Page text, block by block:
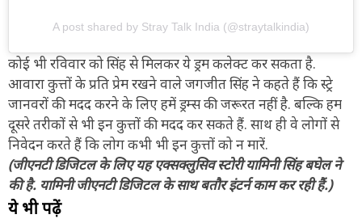
A post shared by Stray Talk India (@straytalkindia)
कोई भी रविवार को सिंह से मिलकर ये ड्रम कलेक्ट कर सकता है.
आवारा कुत्तों के प्रति प्रेम रखने वाले जगजीत सिंह ने कहते हैं कि स्ट्रे
जानवरों की मदद करने के लिए हमें ड्रम्स की जरूरत नहीं है. बल्कि हम
दूसरे तरीकों से भी इन कुत्तों की मदद कर सकते हैं. साथ ही वे लोगों से
निवेदन करते हैं कि लोग कभी भी इन कुत्तों को न मारें.
(जीएनटी डिजिटल के लिए यह एक्सक्लुसिव स्टोरी यामिनी सिंह बघेल ने
की है. यामिनी जीएनटी डिजिटल के साथ बतौर इंटर्न काम कर रही हैं.)
ये भी पढ़ें